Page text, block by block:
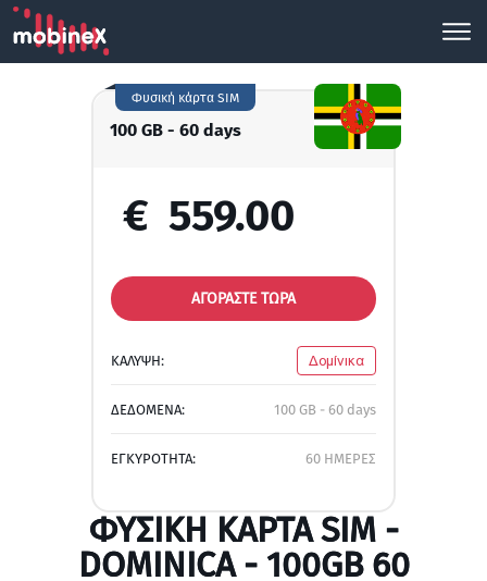
100 GB - 60 days
Φυσική κάρτα SIM
€ 559.00
ΑΓΟΡΑΣΤΕ ΤΩΡΑ
ΚΑΛΥΨΗ: Δομίνικα
ΔΕΔΟΜΕΝΑ: 100 GB - 60 days
ΕΓΚΥΡΟΤΗΤΑ: 60 ΗΜΕΡΕΣ
ΦΥΣΙΚΉ ΚΆΡΤΑ SIM -
DOMINICA - 100GB 60